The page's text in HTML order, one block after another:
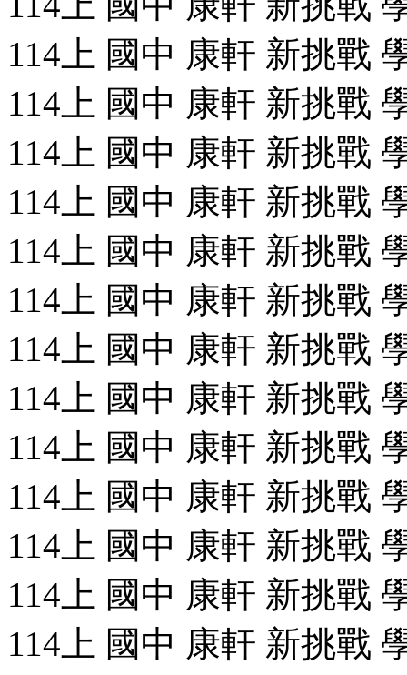
114上 國中 康軒 新挑戰
114上 國中 康軒 新挑戰
114上 國中 康軒 新挑戰
114上 國中 康軒 新挑戰
114上 國中 康軒 新挑戰
114上 國中 康軒 新挑戰
114上 國中 康軒 新挑戰
114上 國中 康軒 新挑戰
114上 國中 康軒 新挑戰
114上 國中 康軒 新挑戰
114上 國中 康軒 新挑戰
114上 國中 康軒 新挑戰
114上 國中 康軒 新挑戰